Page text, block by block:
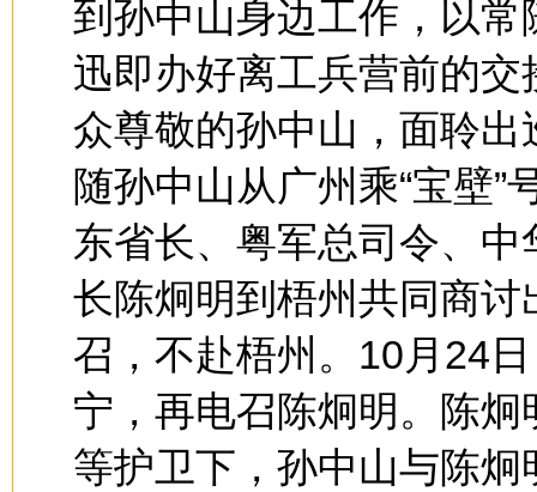
到孙中山身边工作，以
迅即办好离工兵营前的
众尊敬的孙中山，面聆
随孙中山从广州乘“宝壁
东省长、粤军总司令、
长陈炯明到梧州共同商
召，不赴梧州。10月24
宁，再电召陈炯明。陈
等护卫下，孙中山与陈